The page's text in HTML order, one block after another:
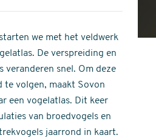
we met het veldwerk
De verspreiding en
veranderen snel. Om deze
te volgen, maakt Sovon
een vogelatlas. Dit keer
van broedvogels en
jaarrond in kaart.